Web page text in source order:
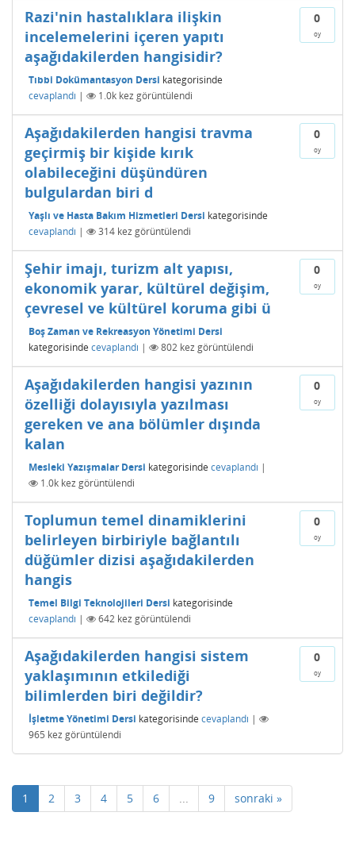
0
oy
Razi'nin hastalıklara ilişkin
incelemelerini içeren yapıtı
aşağıdakilerden hangisidir?
Tıbbi Dokümantasyon Dersi kategorisinde
cevaplandı | 1.0k kez görüntülendi
0
oy
Aşağıdakilerden hangisi travma
geçirmiş bir kişide kırık
olabileceğini düşündüren
bulgulardan biri d
Yaşlı ve Hasta Bakım Hizmetleri Dersi kategorisinde
cevaplandı | 314 kez görüntülendi
0
oy
Şehir imajı, turizm alt yapısı,
ekonomik yarar, kültürel değişim,
çevresel ve kültürel koruma gibi ü
Boş Zaman ve Rekreasyon Yönetimi Dersi
kategorisinde cevaplandı | 802 kez görüntülendi
0
oy
Aşağıdakilerden hangisi yazının
özelliği dolayısıyla yazılması
gereken ve ana bölümler dışında
kalan
Mesleki Yazışmalar Dersi kategorisinde cevaplandı |
1.0k kez görüntülendi
0
oy
Toplumun temel dinamiklerini
belirleyen birbiriyle bağlantılı
düğümler dizisi aşağıdakilerden
hangis
Temel Bilgi Teknolojileri Dersi kategorisinde
cevaplandı | 642 kez görüntülendi
0
oy
Aşağıdakilerden hangisi sistem
yaklaşımının etkilediği
bilimlerden biri değildir?
İşletme Yönetimi Dersi kategorisinde cevaplandı |
965 kez görüntülendi
1 2 3 4 5 6 ... 9 sonraki »